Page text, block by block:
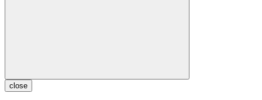
close